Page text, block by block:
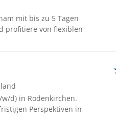
mit bis zu 5 Tagen
profitiere von flexiblen
d) in Rodenkirchen.
Perspektiven in